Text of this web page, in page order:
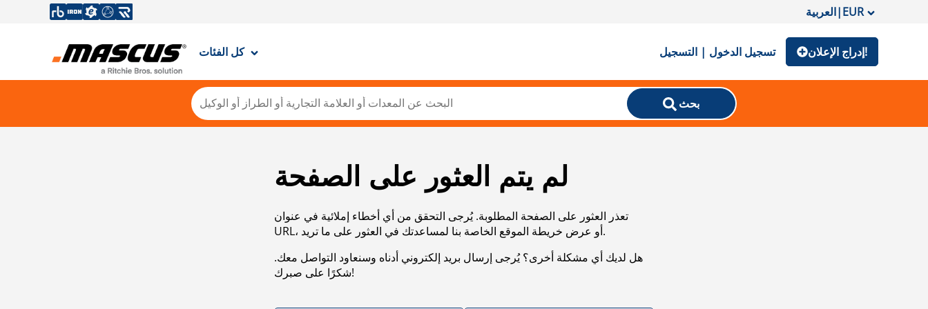
العربية|EUR
كل الفئات تسجيل الدخول | التسجيل إدراج الإعلان!
بحث
لم يتم العثور على الصفحة
تعذر العثور على الصفحة المطلوبة. يُرجى التحقق من أي أخطاء إملائية في عنوان
URL، أو عرض خريطة الموقع الخاصة بنا لمساعدتك في العثور على ما تريد.
هل لديك أي مشكلة أخرى؟ يُرجى إرسال بريد إلكتروني أدناه وسنعاود التواصل معك.
شكرًا على صبرك!